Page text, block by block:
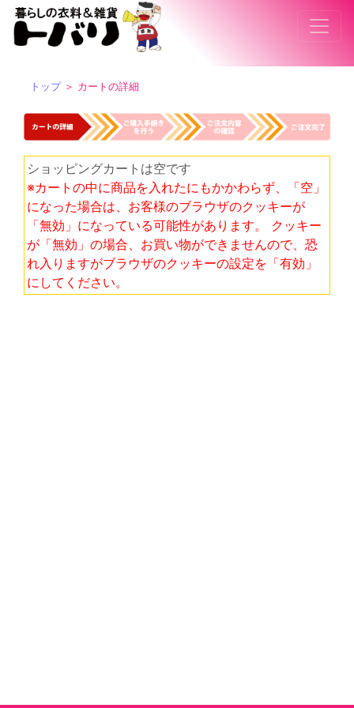
トップ＞ カートの詳細
ショッピングカートは空です
※カートの中に商品を入れたにもかかわらず、「空」
になった場合は、お客様のブラウザのクッキーが
「無効」になっている可能性があります。 クッキー
が「無効」の場合、お買い物ができませんので、恐
れ入りますがブラウザのクッキーの設定を「有効」
にしてください。